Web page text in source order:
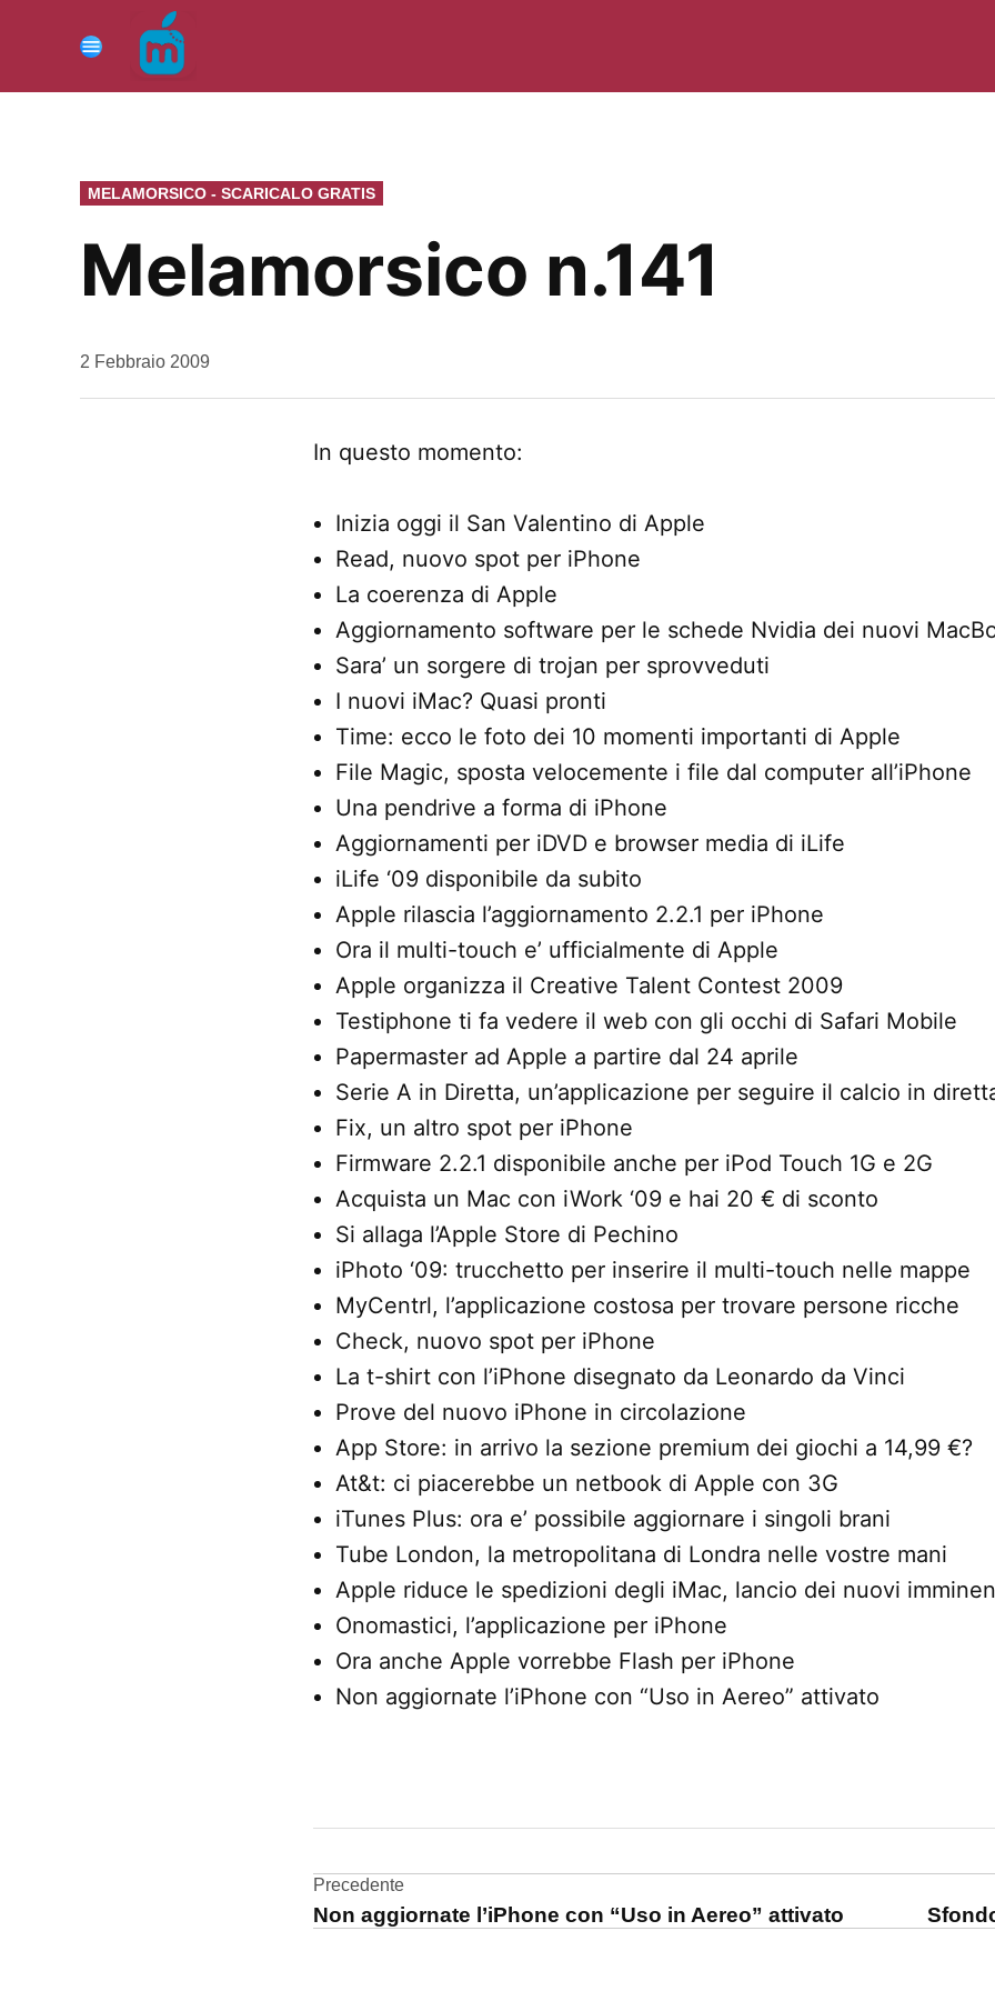
contenuto
Menu
PUBBLICATO
IN
MELAMORSICO - SCARICALO GRATIS
Melamorsico n.141
da
2 Febbraio 2009
In questo momento:
Inizia oggi il San Valentino di Apple
Read, nuovo spot per iPhone
La coerenza di Apple
Aggiornamento software per le schede Nvidia dei nuovi
Sara’ un sorgere di trojan per sprovveduti
I nuovi iMac? Quasi pronti
Time: ecco le foto dei 10 momenti importanti di Apple
File Magic, sposta velocemente i file dal computer all’iPhone
Una pendrive a forma di iPhone
Aggiornamenti per iDVD e browser media di iLife
iLife ‘09 disponibile da subito
Apple rilascia l’aggiornamento 2.2.1 per iPhone
Ora il multi-touch e’ ufficialmente di Apple
Apple organizza il Creative Talent Contest 2009
Testiphone ti fa vedere il web con gli occhi di Safari Mobile
Papermaster ad Apple a partire dal 24 aprile
Serie A in Diretta, un’applicazione per seguire il calcio in
Fix, un altro spot per iPhone
Firmware 2.2.1 disponibile anche per iPod Touch 1G e 2G
Acquista un Mac con iWork ‘09 e hai 20 € di sconto
Si allaga l’Apple Store di Pechino
iPhoto ‘09: trucchetto per inserire il multi-touch nelle mappe
MyCentrl, l’applicazione costosa per trovare persone ricche
Check, nuovo spot per iPhone
La t-shirt con l’iPhone disegnato da Leonardo da Vinci
Prove del nuovo iPhone in circolazione
App Store: in arrivo la sezione premium dei giochi a 14,99 €?
At&t: ci piacerebbe un netbook di Apple con 3G
iTunes Plus: ora e’ possibile aggiornare i singoli brani
Tube London, la metropolitana di Londra nelle vostre mani
Apple riduce le spedizioni degli iMac, lancio dei nuovi
Onomastici, l’applicazione per iPhone
Ora anche Apple vorrebbe Flash per iPhone
Non aggiornate l’iPhone con “Uso in Aereo” attivato
Navigazione
Precedente
Non aggiornate l’iPhone con “Uso in Aereo” attivato